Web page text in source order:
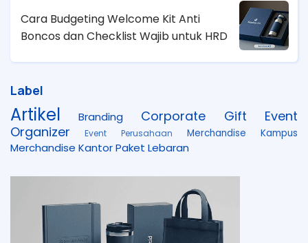
Cara Budgeting Welcome Kit Anti
Boncos dan Checklist Wajib untuk HRD
Label
Artikel Branding Corporate Gift
Event
Organizer
Event Perusahaan Merchandise Kampus
Merchandise KantorPaket Lebaran